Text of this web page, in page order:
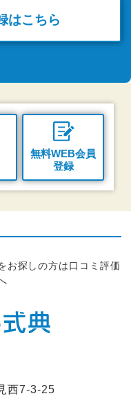
はこちら
無料WEB会員
登録
お探しの方は口コミ評価
西7-3-25